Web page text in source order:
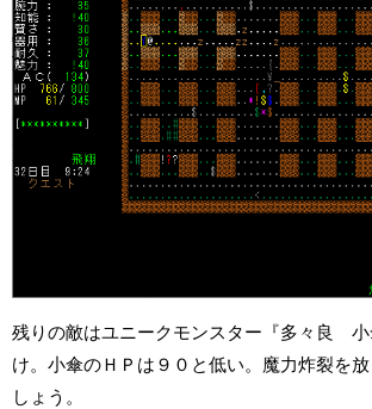
残りの敵はユニークモンスター『多々良 小
け。小傘のＨＰは９０と低い。魔力炸裂を
しょう。